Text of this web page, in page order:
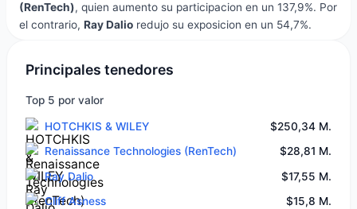
(RenTech), quien aumento su participacion en un 137,9%. Por
el contrario, Ray Dalioredujo su exposicion en un 54,7%.
Principales tenedores
Top 5 por valor
HOTCHKIS & WILEY
$250,34 M.
Renaissance Technologies (RenTech)
$28,81 M.
Ray Dalio
$17,55 M.
Cliff Asness
$15,8 M.